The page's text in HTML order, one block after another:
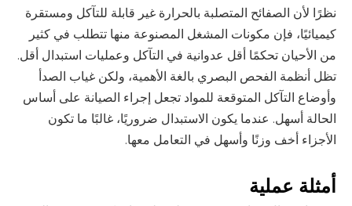
نظرًا لأن الصفائح المتصلبة بالحرارة غير قابلة للتآكل ومستقرة
كيميائيًا، فإن مكونات المشغل المصنوعة منها تتطلب في كثير
من الأحيان تحكمًا أقل عدوانية في التآكل وعمليات استبدال أقل.
تظل أنظمة الفحص البصري بالغة الأهمية، ولكن غياب الصدأ
وأوضاع التآكل المتوقعة للمواد تجعل إجراء الصيانة على أساس
الحالة أسهل. عندما يكون الاستبدال ضروريًا، غالبًا ما تكون
الأجزاء أخف وزنًا وأسهل في التعامل معها.
أمثلة عملية